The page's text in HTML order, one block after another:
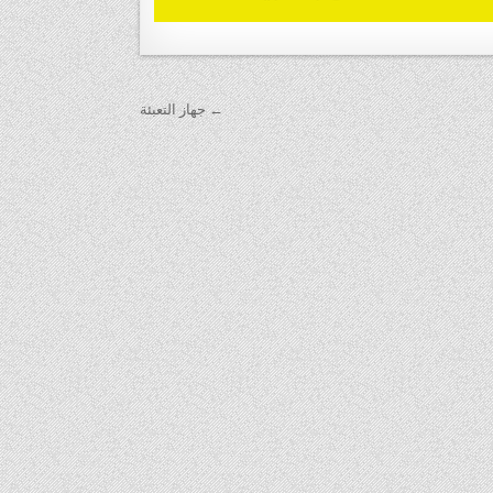
← جهاز التعبئة